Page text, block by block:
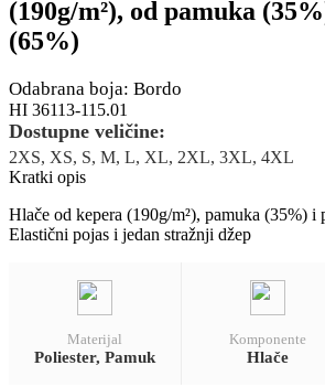
(190g/m²), od pamuka
(65%)
Odabrana boja: Bordo
HI 36113-115.01
Dostupne veličine:
2XS, XS, S, M, L, XL, 2XL, 3XL, 4XL
Kratki opis
Hlače od kepera (190g/m²), pamuka (35%) i
Elastični pojas i jedan stražnji džep
Materijal
Poliester, Pamuk
Komponente
Hlače